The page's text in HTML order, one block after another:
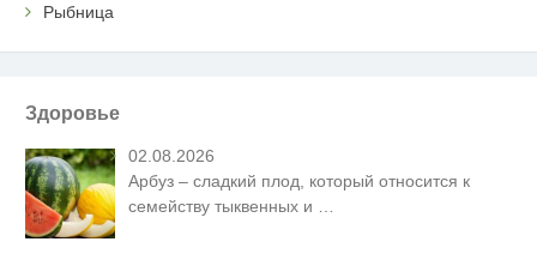
Рыбница
Здоровье
02.08.2026
Арбуз – сладкий плод, который относится к
семейству тыквенных и